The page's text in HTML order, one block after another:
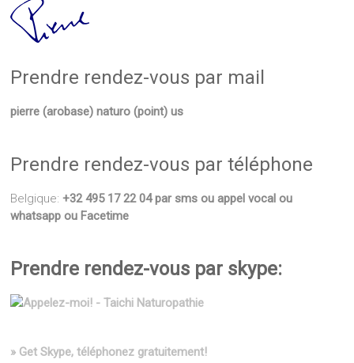
Prendre rendez-vous par mail
pierre (arobase) naturo (point) us
Prendre rendez-vous par téléphone
Belgique:+32 495 17 22 04 par sms ou appel vocal ou
whatsapp ou Facetime
Prendre rendez-vous par skype:
» Get Skype, téléphonez gratuitement!